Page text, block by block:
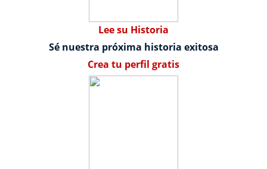
Lee su Historia
Sé nuestra próxima historia exitosa
Crea tu perfil gratis